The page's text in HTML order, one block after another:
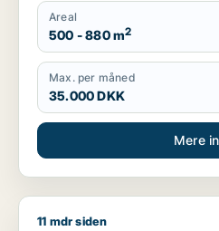
Areal
500 - 880 m2
Max. per måned
35.000 DKK
Mere
Morten søger kontor, lager,
11 mdr siden